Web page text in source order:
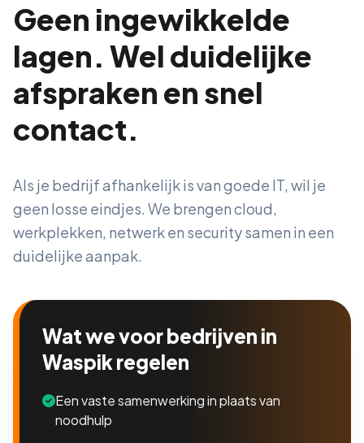
Geen ingewikkelde
lagen. Wel duidelijke
afspraken en snel
contact.
Als je bedrijf afhankelijk is van goede IT, wil je
geen losse eindjes. We brengen cloud,
werkplekken, netwerk en security samen in een
duidelijke aanpak.
Wat we voor bedrijven in
Waspik regelen
Een vaste samenwerking in plaats van
noodhulp